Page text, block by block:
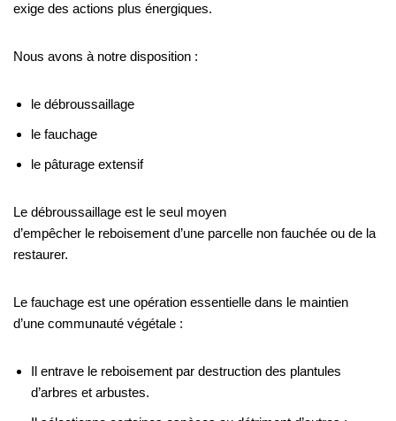
exige des actions plus énergiques.
Nous avons à notre disposition :
le débroussaillage
le fauchage
le pâturage extensif
Le débroussaillage est le seul moyen
d’empêcher le reboisement d’une parcelle non fauchée ou de la
restaurer.
Le fauchage est une opération essentielle dans le maintien
d’une communauté végétale :
Il entrave le reboisement par destruction des plantules
d’arbres et arbustes.